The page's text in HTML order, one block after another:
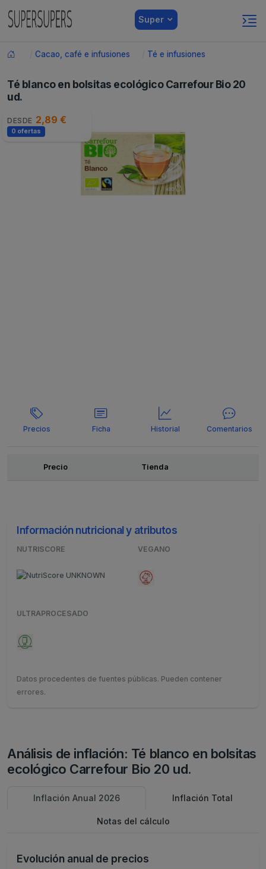
Super
Cacao, café e infusiones Té e infusiones
Té blanco en bolsitas ecológico Carrefour Bio 20
ud.
DESDE 2,89 €
0 ofertas
Precios Ficha Historial Comentarios
OfertasPrecio Tienda
Información nutricional y atributos
NUTRISCORE VEGANO
ULTRAPROCESADO
Datos procedentes de fuentes públicas. Pueden contener
errores.
Análisis de inflación: Té blanco en bolsitas
ecológico Carrefour Bio 20 ud.
Inflación Anual 2026 Inflación Total
Notas del cálculo
Evolución anual de precios